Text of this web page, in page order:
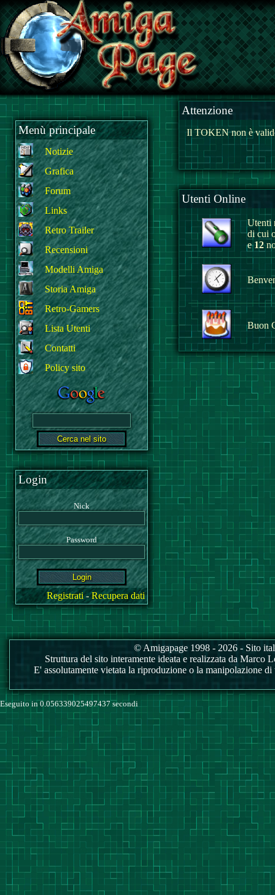
Menù principale
Notizie
Grafica
Forum
Links
Retro Trailer
Recensioni
Modelli Amiga
Storia Amiga
Retro-Gamers
Lista Utenti
Contatti
Policy sito
Login
Nick
Password
Registrati-Recupera dati
Attenzione
Il TOKEN non è
Utenti Online
Utenti
di cui
e12
Buon
© Amigapage 1998 - 2026 - Sito
Struttura del sito interamente ideata e realizzata da
E' assolutamente vietata la riproduzione o la manipolazione
Eseguito in 0.056339025497437 secondi